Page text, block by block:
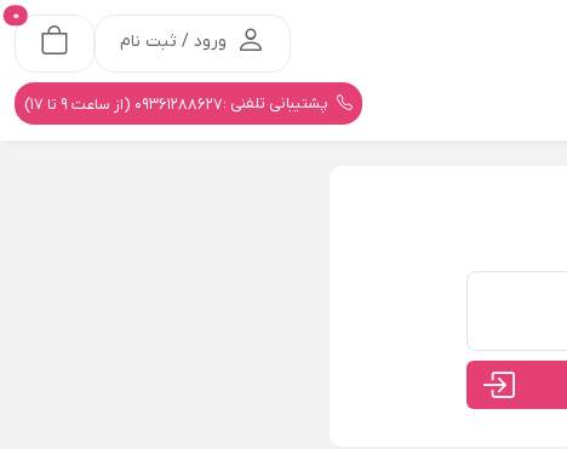
ورود / ثبت نام
0
پشتیبانی تلفنی :09361288627 (از ساعت 9 تا 17)